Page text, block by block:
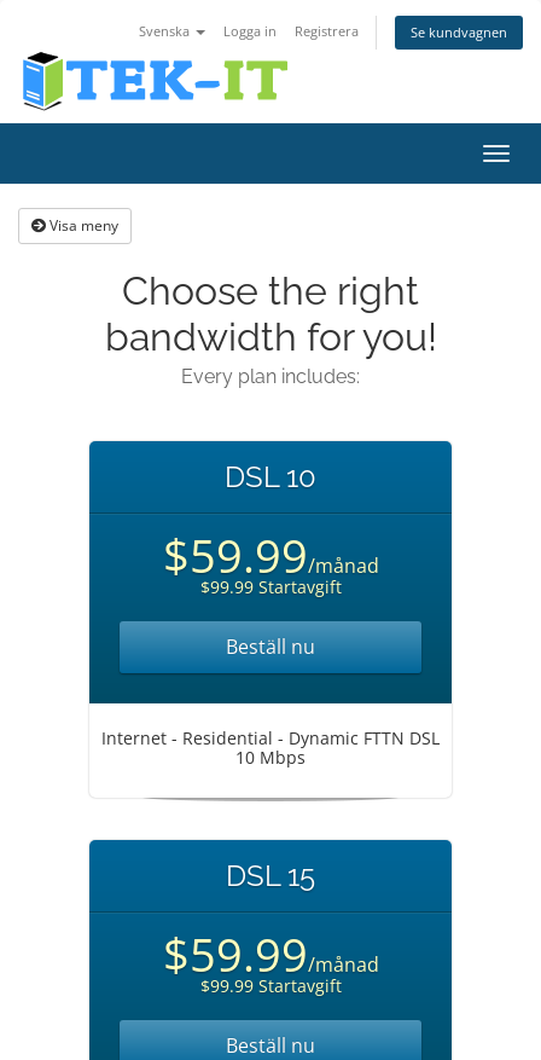
Svenska Logga in Registrera Se kundvagnen
Växla
Visa meny
Choose the right
bandwidth for you!
Every plan includes:
DSL 10
$59.99/månad
$99.99 Startavgift
Beställ nu
Internet - Residential - Dynamic FTTN DSL
10 Mbps
DSL 15
$59.99/månad
$99.99 Startavgift
Beställ nu